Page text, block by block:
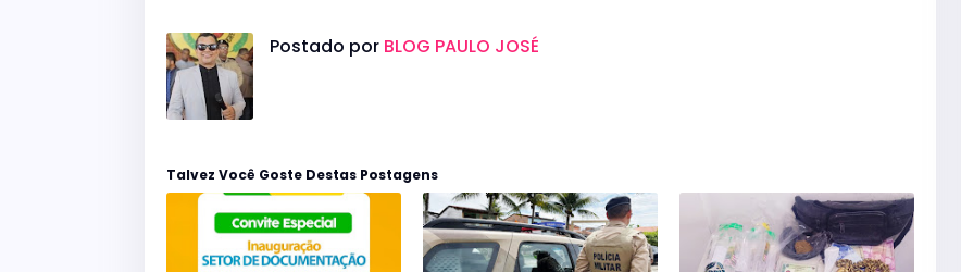
Postado por BLOG PAULO JOSÉ
Talvez Você Goste Destas Postagens